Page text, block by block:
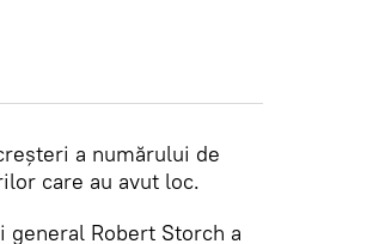
a numărului de
care au avut loc.
Robert Storch a